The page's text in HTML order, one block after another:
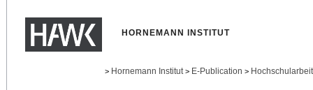
HORNEMANN INSTITUT
> Hornemann Institut > E-Publication >